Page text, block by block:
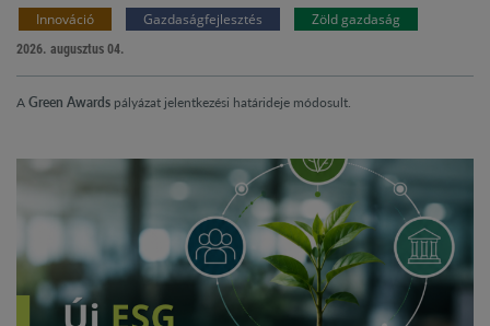
Innováció Gazdaságfejlesztés Zöld gazdaság
2026. augusztus 04.
A Green Awards pályázat jelentkezési határideje módosult.